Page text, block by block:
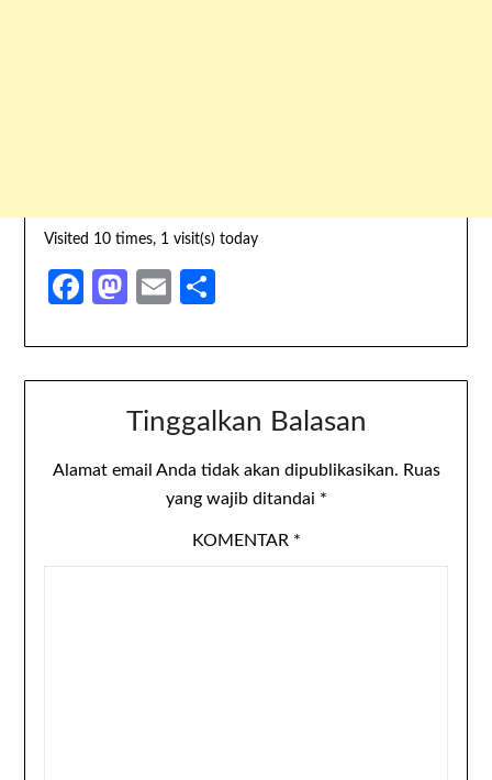
Visited 10 times, 1 visit(s) today
Facebook
Mastodon
Email
Tinggalkan Balasan
Alamat email Anda tidak akan dipublikasikan. Ruas
yang wajib ditandai *
KOMENTAR *